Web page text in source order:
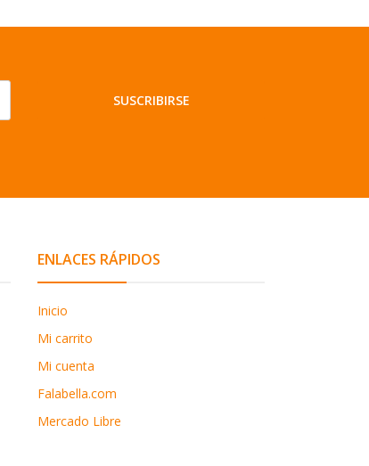
SUSCRIBIRSE
ENLACES RÁPIDOS
Inicio
Mi carrito
Mi cuenta
Falabella.com
Mercado Libre